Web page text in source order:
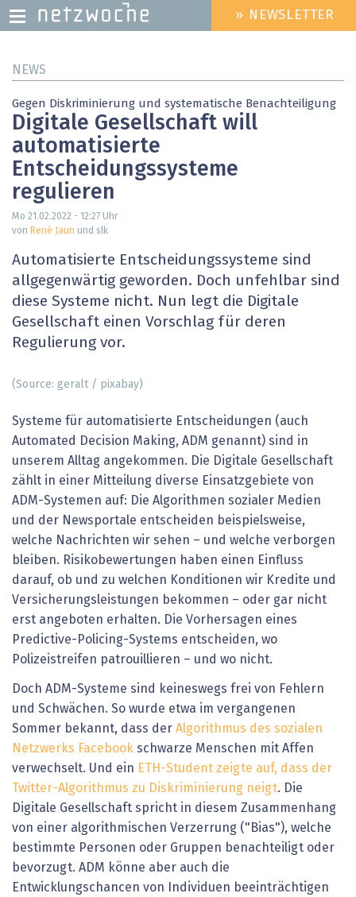
zum
HEADER
MENU
» NEWSLETTER
NEWS
Gegen Diskriminierung und systematische Benachteiligung
Digitale Gesellschaft will
automatisierte
Entscheidungssysteme
regulieren
Mo 21.02.2022 - 12:27 Uhr
von René Jaun und slk
Automatisierte Entscheidungssysteme sind
allgegenwärtig geworden. Doch unfehlbar sind
diese Systeme nicht. Nun legt die Digitale
Gesellschaft einen Vorschlag für deren
Regulierung vor.
(Source: geralt / pixabay)
Systeme für automatisierte Entscheidungen (auch
Automated Decision Making, ADM genannt) sind in
unserem Alltag angekommen. Die Digitale Gesellschaft
zählt in einer Mitteilung diverse Einsatzgebiete von
ADM-Systemen auf: Die Algorithmen sozialer Medien
und der Newsportale entscheiden beispielsweise,
welche Nachrichten wir sehen – und welche verborgen
bleiben. Risikobewertungen haben einen Einfluss
darauf, ob und zu welchen Konditionen wir Kredite und
Versicherungsleistungen bekommen – oder gar nicht
erst angeboten erhalten. Die Vorhersagen eines
Predictive-Policing-Systems entscheiden, wo
Polizeistreifen patrouillieren – und wo nicht.
Doch ADM-Systeme sind keineswegs frei von Fehlern
und Schwächen. So wurde etwa im vergangenen
Sommer bekannt, dass der Algorithmus des sozialen
Netzwerks Facebook schwarze Menschen mit Affen
verwechselt. Und ein ETH-Student zeigte auf, dass der
Twitter-Algorithmus zu Diskriminierung neigt. Die
Digitale Gesellschaft spricht in diesem Zusammenhang
von einer algorithmischen Verzerrung ("Bias"), welche
bestimmte Personen oder Gruppen benachteiligt oder
bevorzugt. ADM könne aber auch die
Entwicklungschancen von Individuen beeinträchtigen